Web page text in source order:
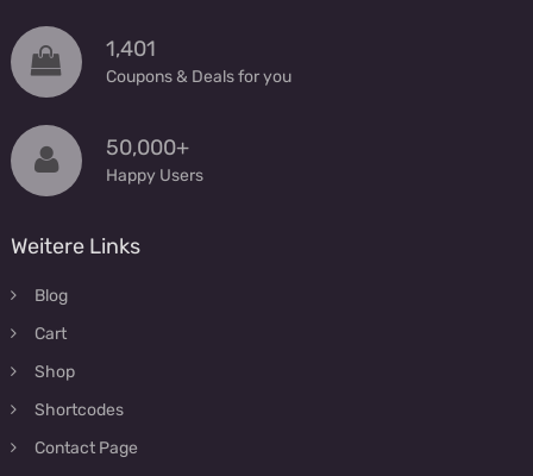
1,401
Coupons & Deals for you
50,000+
Happy Users
Weitere Links
Blog
Cart
Shop
Shortcodes
Contact Page